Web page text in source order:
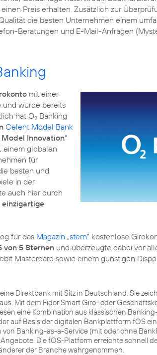
Preis erhalten. Zusätzlich zur
die besten Unternehmen einem
Beratungen und E-Mail-Anfragen
mit einer
und wurde bereits
hat O2 Banking
Celent Model Bank
Model Innovation“
einem globalen
für
besten und
in der
auch hier durch
einzigartige
für das Magazin „stern“ kostenlose
von 5 Sternen und überzeugte dabei vor
Mastercard sowie einem günstigen
Direktbank mit Sitz in Deutschland. Sie
Mit dem Fidor Smart Giro- oder
eine Kombination aus klassischen
auf Basis der digitalen Bankplattform fOS
Banking-as-a-Service (mit oder ohne
Die fOS-Platform erreichte schnell
der Branche wahrgenommen.